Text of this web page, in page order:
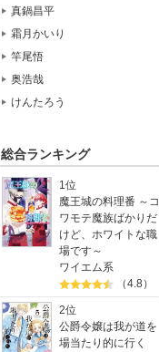
真鍋昌平
霜月かいり
竿尾悟
奥浩哉
けんたろう
総合ランキング
1位
魔王城の料理番 ～コ
ワモテ魔族ばかりだ
けど、ホワイトな職
場です～
ワイエム系
（4.8）
2位
公爵令嬢は我が道を
場当たり的に行く